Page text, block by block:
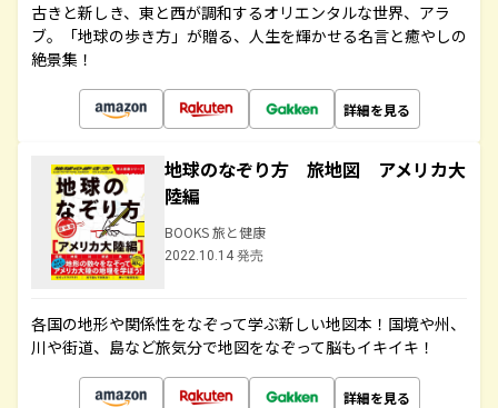
古きと新しき、東と西が調和するオリエンタルな世界、アラ
ブ。「地球の歩き方」が贈る、人生を輝かせる名言と癒やしの
絶景集！
詳細を見る
地球のなぞり方 旅地図 アメリカ大
陸編
BOOKS 旅と健康
2022.10.14 発売
各国の地形や関係性をなぞって学ぶ新しい地図本！国境や州、
川や街道、島など旅気分で地図をなぞって脳もイキイキ！
詳細を見る